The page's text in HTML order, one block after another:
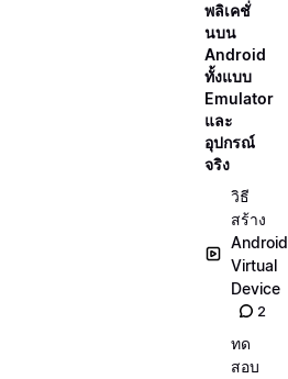
พลิเคชั่
นบน
Android
ทั้งแบบ
Emulator
และ
อุปกรณ์
จริง
วิธี
สร้าง
Android
Virtual
Device
2
ทด
สอบ